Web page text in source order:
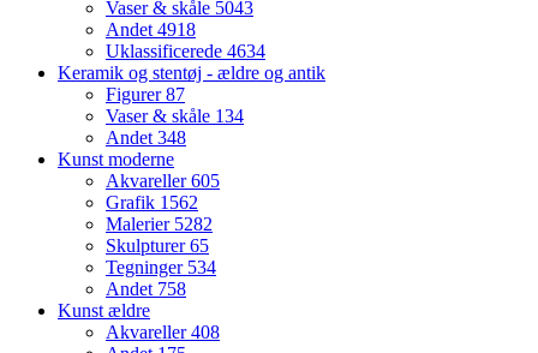
Vaser & skåle 5043
Andet 4918
Uklassificerede 4634
Keramik og stentøj - ældre og antik
Figurer87
Vaser & skåle 134
Andet 348
Kunst moderne
Akvareller605
Grafik 1562
Malerier 5282
Skulpturer65
Tegninger 534
Andet 758
Kunst ældre
Akvareller408